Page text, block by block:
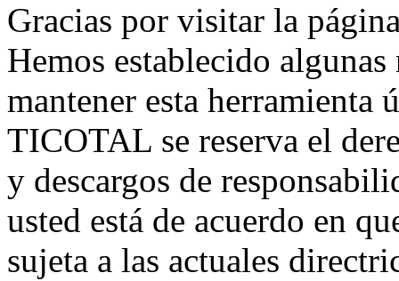
Gracias por visitar la
Hemos establecido
mantener esta herramienta
TICOTAL se reserva el
y descargos de
usted está de acuerdo en
sujeta a las actuales